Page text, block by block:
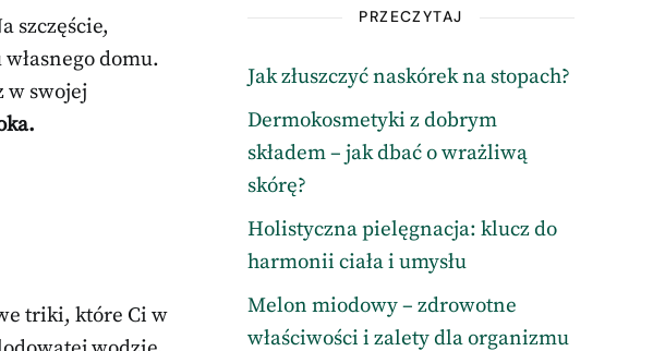
szczęście,
domu.
w swojej
triki, które Ci w
PRZECZYTAJ
Jak złuszczyć naskórek na stopach?
Dermokosmetyki z dobrym
składem – jak dbać o wrażliwą
skórę?
Holistyczna pielęgnacja: klucz do
harmonii ciała i umysłu
Melon miodowy – zdrowotne
właściwości i zalety dla organizmu